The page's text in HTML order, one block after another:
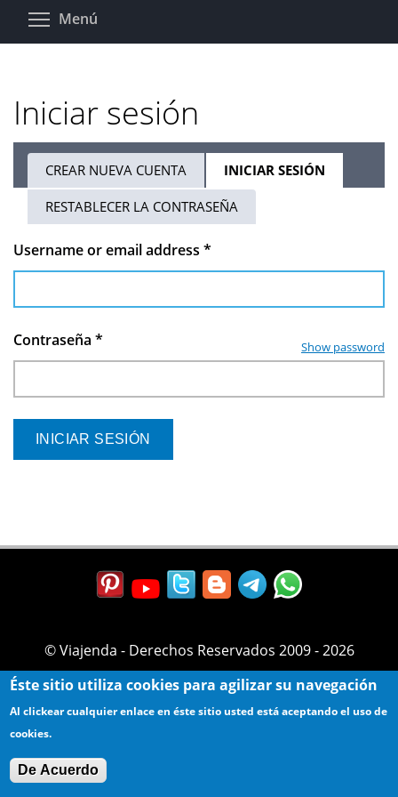
Pasar
Menú
Iniciar sesión
Solapas
principales
CREAR NUEVA CUENTA INICIAR SESIÓN
ACTIVA)
RESTABLECER LA CONTRASEÑA
Username or email address *
Contraseña * Show password
© Viajenda - Derechos Reservados 2009 - 2026
Éste sitio utiliza cookies para agilizar su navegación
Al clickear cualquier enlace en éste sitio usted está aceptando el uso de
cookies.
De Acuerdo